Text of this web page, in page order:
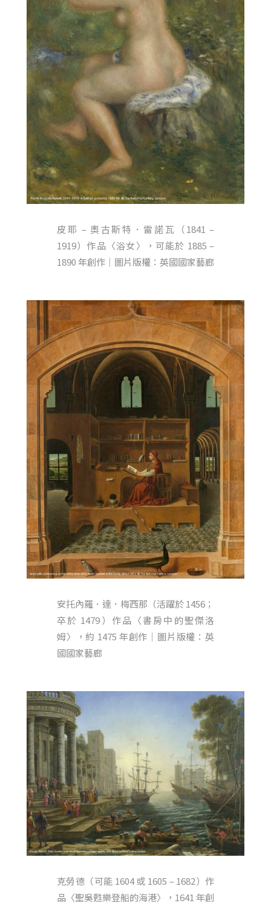
皮耶 – 奧古斯特．雷諾瓦（1841 –
1919）作品〈浴女〉，可能於 1885 –
1890 年創作｜圖片版權：英國國家藝廊
安托內羅．達．梅西那（活躍於 1456；
卒於 1479）作品〈書房中的聖傑洛
姆〉，約 1475 年創作｜圖片版權：英
國國家藝廊
克勞德（可能 1604 或 1605 – 1682）作
品〈聖吳甦樂登船的海港〉，1641 年創